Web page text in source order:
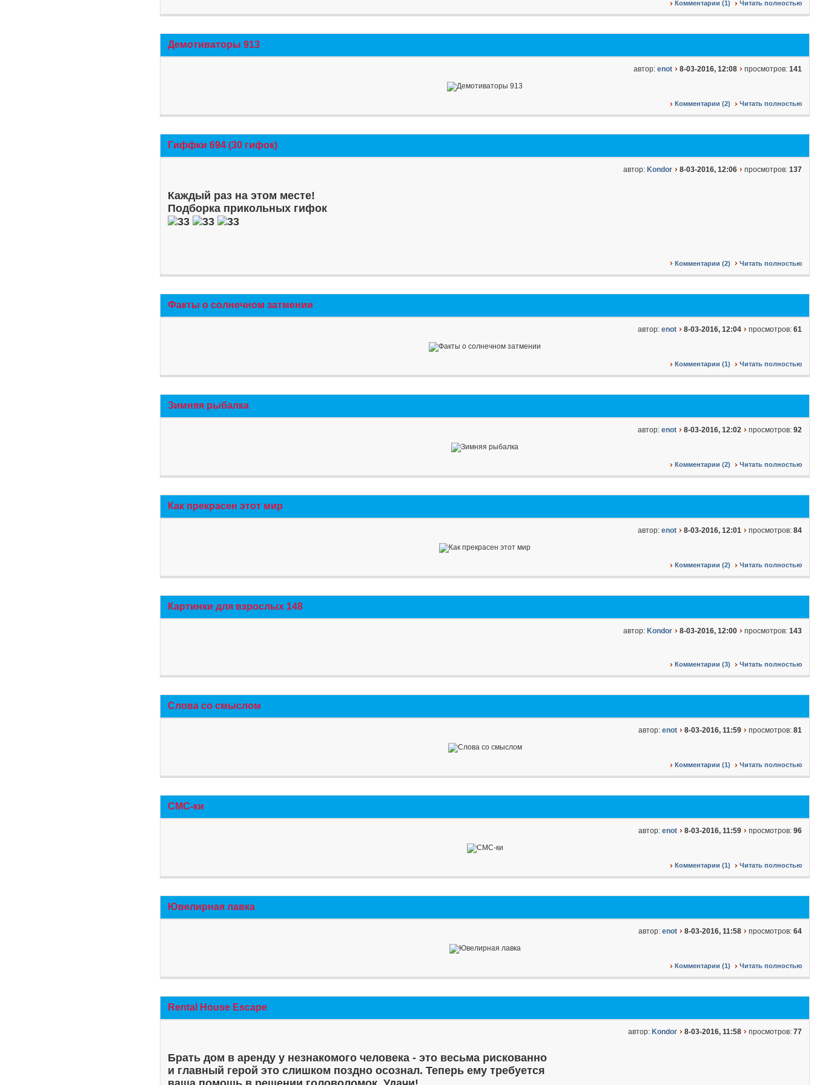
Комментарии (1) Читать полностью
Демотиваторы 913
автор: enot 8-03-2016, 12:08 просмотров: 141
Комментарии (2) Читать полностью
Гиффки 694 (30 гифок)
автор: Kondor 8-03-2016, 12:06 просмотров: 137
Каждый раз на этом месте!
Подборка прикольных гифок
Комментарии (2) Читать полностью
Факты о солнечном затмении
автор: enot 8-03-2016, 12:04 просмотров: 61
Комментарии (1) Читать полностью
Зимняя рыбалка
автор: enot 8-03-2016, 12:02 просмотров: 92
Комментарии (2) Читать полностью
Как прекрасен этот мир
автор: enot 8-03-2016, 12:01 просмотров: 84
Комментарии (2) Читать полностью
Картинки для взрослых 148
автор: Kondor 8-03-2016, 12:00 просмотров: 143
Комментарии (3) Читать полностью
Слова со смыслом
автор: enot 8-03-2016, 11:59 просмотров: 81
Комментарии (1) Читать полностью
СМС-ки
автор: enot 8-03-2016, 11:59 просмотров: 96
Комментарии (1) Читать полностью
Ювелирная лавка
автор: enot 8-03-2016, 11:58 просмотров: 64
Комментарии (1) Читать полностью
Rental House Escape
автор: Kondor 8-03-2016, 11:58 просмотров: 77
Брать дом в аренду у незнакомого человека - это весьма рискованно
и главный герой это слишком поздно осознал. Теперь ему требуется